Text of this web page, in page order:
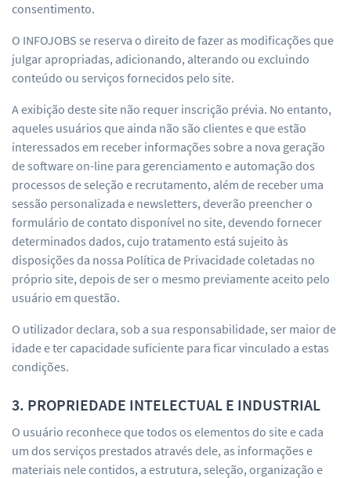
consentimento.
O INFOJOBS se reserva o direito de fazer as modificações que
julgar apropriadas, adicionando, alterando ou excluindo
conteúdo ou serviços fornecidos pelo site.
A exibição deste site não requer inscrição prévia. No entanto,
aqueles usuários que ainda não são clientes e que estão
interessados em receber informações sobre a nova geração
de software on-line para gerenciamento e automação dos
processos de seleção e recrutamento, além de receber uma
sessão personalizada e newsletters, deverão preencher o
formulário de contato disponível no site, devendo fornecer
determinados dados, cujo tratamento está sujeito às
disposições da nossa Política de Privacidade coletadas no
próprio site, depois de ser o mesmo previamente aceito pelo
usuário em questão.
O utilizador declara, sob a sua responsabilidade, ser maior de
idade e ter capacidade suficiente para ficar vinculado a estas
condições.
3. PROPRIEDADE INTELECTUAL E INDUSTRIAL
O usuário reconhece que todos os elementos do site e cada
um dos serviços prestados através dele, as informações e
materiais nele contidos, a estrutura, seleção, organização e